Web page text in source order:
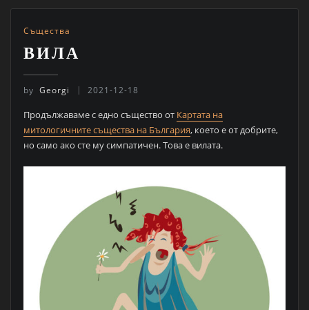
Същества
ВИЛА
by Georgi 2021-12-18
Продължаваме с едно същество от Картата на
митологичните същества на България, което е от добрите,
но само ако сте му симпатичен. Това е вилата.